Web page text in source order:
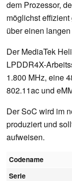
dem Prozessor,
möglichst
über einen
Der MediaTek
LPDDR4X-
1.800 MHz, eine
802.11ac und
Der SoC wird im
produziert und
aufweisen.
Codename
Serie